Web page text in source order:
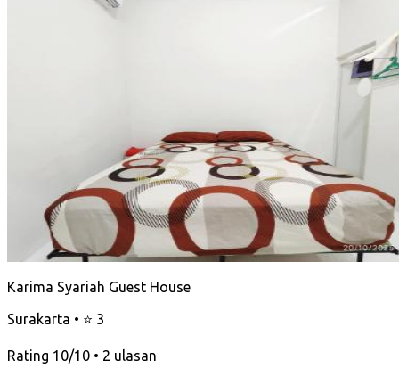
Karima Syariah Guest House
Surakarta • ⭐ 3
Rating 10/10 • 2 ulasan